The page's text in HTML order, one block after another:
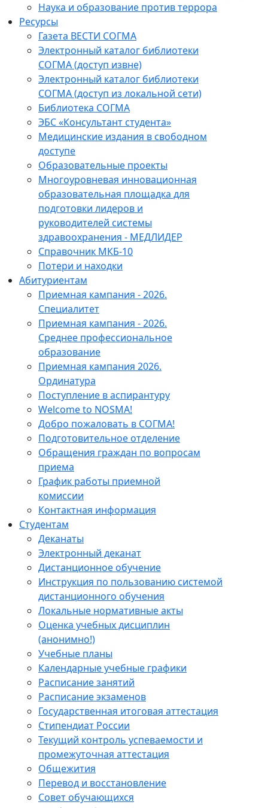
Наука и образование против террора
Ресурсы
Газета ВЕСТИ СОГМА
Электронный каталог библиотеки
СОГМА (доступ извне)
Электронный каталог библиотеки
СОГМА (доступ из локальной сети)
Библиотека СОГМА
ЭБС «Консультант студента»
Медицинские издания в свободном
доступе
Образовательные проекты
Многоуровневая инновационная
образовательная площадка для
подготовки лидеров и
руководителей системы
здравоохранения - МЕДЛИДЕР
Справочник МКБ-10
Потери и находки
Абитуриентам
Приемная кампания - 2026.
Специалитет
Приемная кампания - 2026.
Среднее профессиональное
образование
Приемная кампания 2026.
Ординатура
Поступление в аспирантуру
Welcome to NOSMA!
Добро пожаловать в СОГМА!
Подготовительное отделение
Обращения граждан по вопросам
приема
График работы приемной
комиссии
Контактная информация
Студентам
Деканаты
Электронный деканат
Дистанционное обучение
Инструкция по пользованию системой
дистанционного обучения
Локальные нормативные акты
Оценка учебных дисциплин
(анонимно!)
Учебные планы
Календарные учебные графики
Расписание занятий
Расписание экзаменов
Государственная итоговая аттестация
Стипендиат России
Текущий контроль успеваемости и
промежуточная аттестация
Общежития
Перевод и восстановление
Совет обучающихся